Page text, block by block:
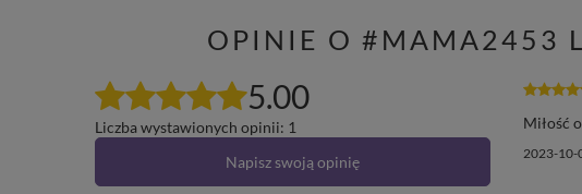
OPINIE O #MAMA2453
5.00
Liczba wystawionych opinii: 1
Napisz swoją opinię
Miłość
2023-10-